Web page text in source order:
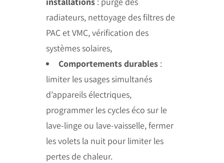
radiateurs, nettoyage des filtres de
PAC et VMC, vérification des
systèmes solaires,
Comportements durables :
limiter les usages simultanés
d’appareils électriques,
programmer les cycles éco sur le
lave-linge ou lave-vaisselle, fermer
les volets la nuit pour limiter les
pertes de chaleur.